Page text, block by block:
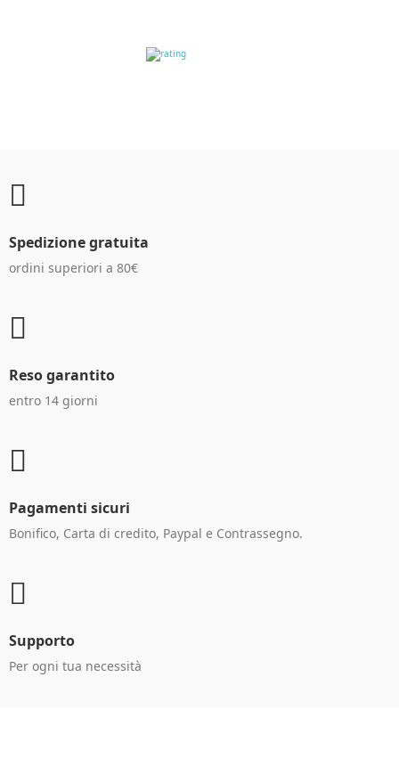
RECENSIONI DEI
Spedizione gratuita
ordini superiori a 80€
Reso garantito
entro 14 giorni
Pagamenti sicuri
Bonifico, Carta di credito, Paypal e Contrassegno.
Supporto
Per ogni tua necessità